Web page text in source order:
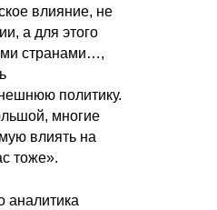
влияние, не
а для этого
странами…,
политику.
многие
влиять на
тоже».
аналитика